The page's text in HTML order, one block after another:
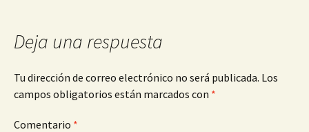
Deja una respuesta
Tu dirección de correo electrónico no será publicada. Los
campos obligatorios están marcados con *
Comentario *